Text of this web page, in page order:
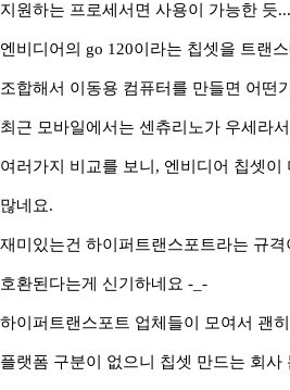
지원하는 프로세서면 사용이 가능한 듯...
엔비디어의 go 120이라는 칩셋을 트랜
조합해서 이동용 컴퓨터를 만들면 어떤
최근 모바일에서는 센츄리노가 우세라
여러가지 비교를 보니, 엔비디어 칩셋이
많네요.
재미있는건 하이퍼트랜스포트라는 규격
호환된다는게 신기하네요 -_-
하이퍼트랜스포트 업체들이 모여서 괜
플랫폼 구분이 없으니 칩셋 만드는 회사